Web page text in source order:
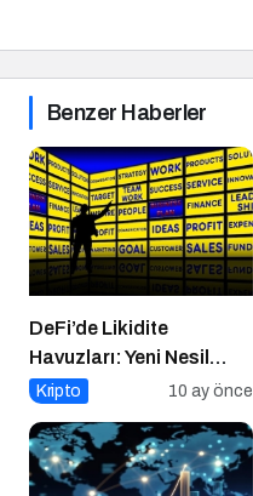
Benzer Haberler
DeFi’de Likidite
Havuzları: Yeni Nesil
Finansın Kalbi
Kripto 10 ay önce